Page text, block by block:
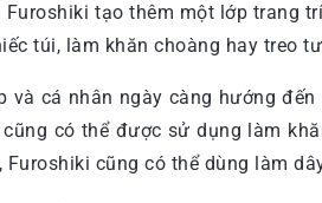
tạo thêm một lớp trang
túi, làm khăn choàng hay treo
và cá nhân ngày càng hướng
có thể được sử dụng làm
cũng có thể dùng làm